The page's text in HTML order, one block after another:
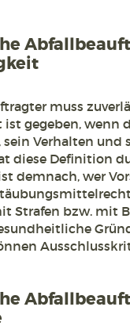
muss
ist gegeben, wenn
Verhalten und
diese Definition
demnach, wer
Strafen bzw. mit